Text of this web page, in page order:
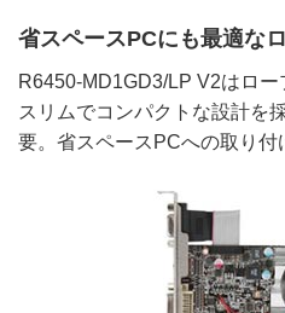
省スペースPCにも最適な
R6450-MD1GD3/LP V2はロー
スリムでコンパクトな設計を
要。省スペースPCへの取り付